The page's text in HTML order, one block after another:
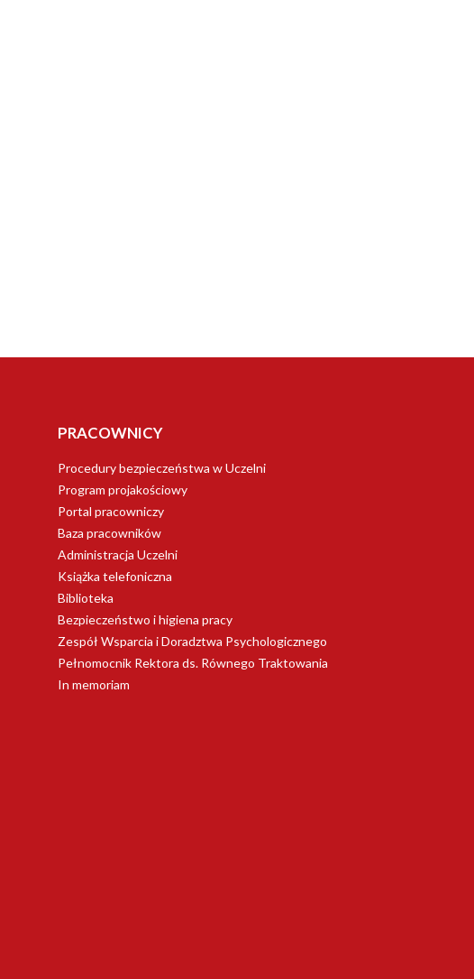
PRACOWNICY
Procedury bezpieczeństwa w Uczelni
Program projakościowy
Portal pracowniczy
Baza pracowników
Administracja Uczelni
Książka telefoniczna
Biblioteka
Bezpieczeństwo i higiena pracy
Zespół Wsparcia i Doradztwa Psychologicznego
Pełnomocnik Rektora ds. Równego Traktowania
In memoriam